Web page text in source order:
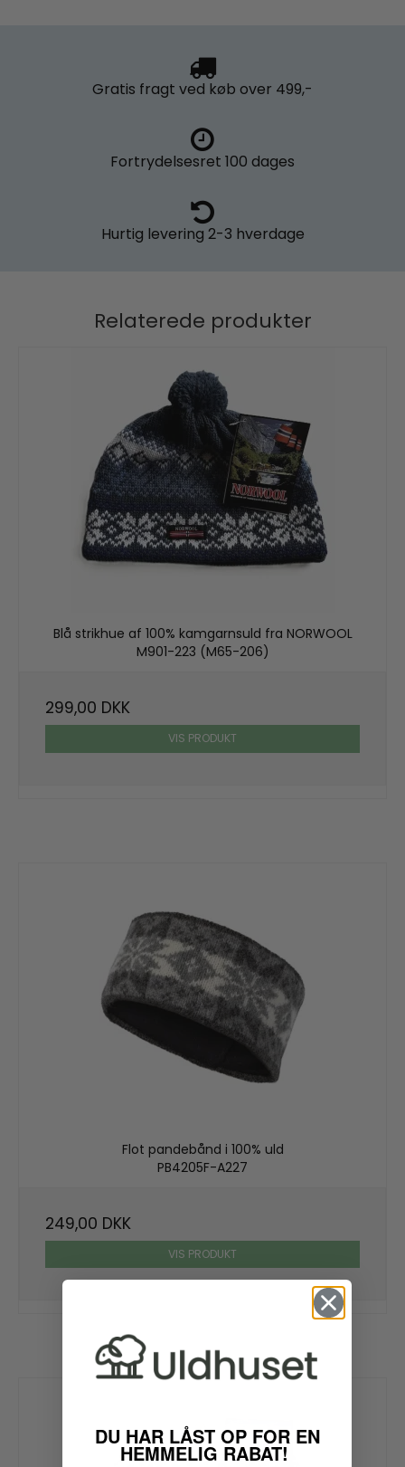
Gratis fragt ved køb over 499,-
Fortrydelsesret 100 dages
Hurtig levering 2-3 hverdage
Relaterede produkter
Blå strikhue af 100% kamgarnsuld fra NORWOOL
M901-223 (M65-206)
299,00 DKK
VIS PRODUKT
Flot pandebånd i 100% uld
PB4205F-A227
249,00 DKK
VIS PRODUKT
DU HAR LÅST OP FOR EN
HEMMELIG RABAT!